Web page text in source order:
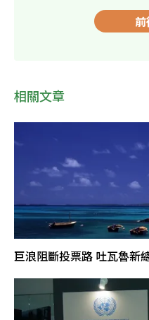
相關文章
巨浪阻斷投票路 吐瓦魯新